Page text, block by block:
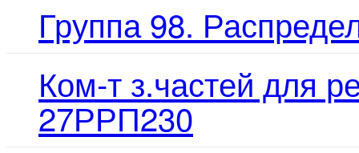
Группа 98.
Ком-т з.частей для
27РРП230